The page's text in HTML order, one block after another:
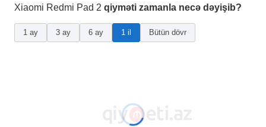
Xiaomi Redmi Pad 2 qiyməti zamanla necə dəyişib?
1 ay 3 ay 6 ay 1 il Bütün dövr